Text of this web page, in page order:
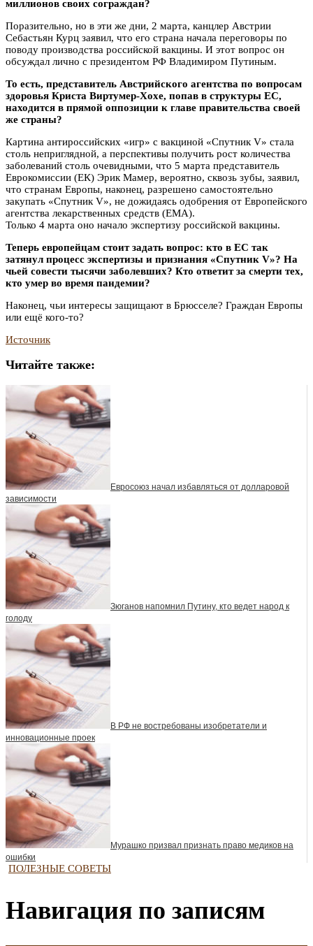
миллионов своих сограждан?
Поразительно, но в эти же дни, 2 марта, канцлер Австрии
Себастьян Курц заявил, что его страна начала переговоры по
поводу производства российской вакцины. И этот вопрос он
обсуждал лично с президентом РФ Владимиром Путиным.
То есть, представитель Австрийского агентства по вопросам
здоровья Криста Виртумер-Хохе, попав в структуры ЕС,
находится в прямой оппозиции к главе правительства своей
же страны?
Картина антироссийских «игр» с вакциной «Спутник V» стала
столь неприглядной, а перспективы получить рост количества
заболеваний столь очевидными, что 5 марта представитель
Еврокомиссии (ЕК) Эрик Мамер, вероятно, сквозь зубы, заявил,
что странам Европы, наконец, разрешено самостоятельно
закупать «Спутник V», не дожидаясь одобрения от Европейского
агентства лекарственных средств (EMA).
Только 4 марта оно начало экспертизу российской вакцины.
Теперь европейцам стоит задать вопрос: кто в ЕС так
затянул процесс экспертизы и признания «Спутник V»? На
чьей совести тысячи заболевших? Кто ответит за смерти тех,
кто умер во время пандемии?
Наконец, чьи интересы защищают в Брюсселе? Граждан Европы
или ещё кого-то?
Источник
Читайте также:
Евросоюз начал избавляться от долларовой
зависимости
Зюганов напомнил Путину, кто ведет народ к
голоду
В РФ не востребованы изобретатели и
инновационные проек
Мурашко призвал признать право медиков на
ошибки
ПОЛЕЗНЫЕ СОВЕТЫ
Навигация по записям